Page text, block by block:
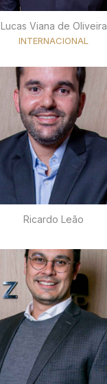
Lucas Viana de Oliveira
INTERNACIONAL
Ricardo Leão​